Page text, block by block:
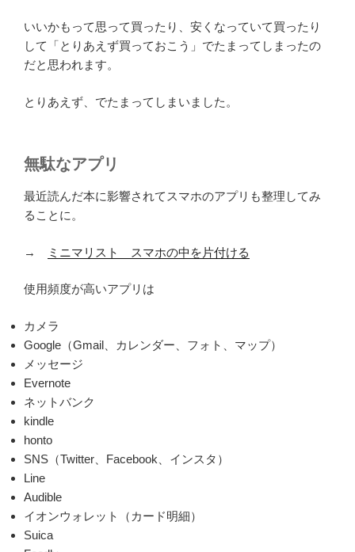
いいかもって思って買ったり、安くなっていて買ったり
して「とりあえず買っておこう」でたまってしまったの
だと思われます。
とりあえず、でたまってしまいました。
無駄なアプリ
最近読んだ本に影響されてスマホのアプリも整理してみ
ることに。
→ ミニマリスト スマホの中を片付ける
使用頻度が高いアプリは
カメラ
Google（Gmail、カレンダー、フォト、マップ）
メッセージ
Evernote
ネットバンク
kindle
honto
SNS（Twitter、Facebook、インスタ）
Line
Audible
イオンウォレット（カード明細）
Suica